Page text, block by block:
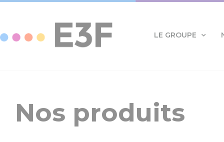
LE GROUPE
Nos produits
Panneau de gestion des cookies